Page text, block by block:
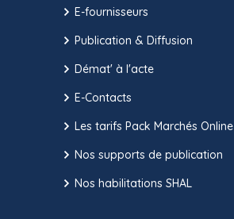
E-fournisseurs
Publication & Diffusion
Démat' à l'acte
E-Contacts
Les tarifs Pack Marchés Online
Nos supports de publication
Nos habilitations SHAL